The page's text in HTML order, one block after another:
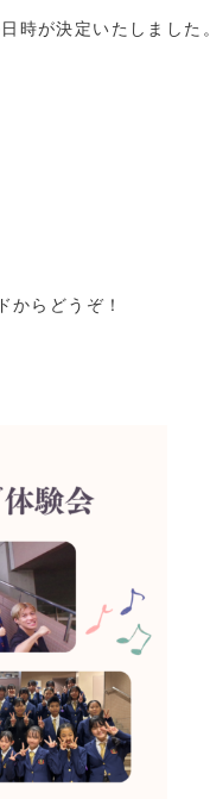
が決定いたしました。
らどうぞ！